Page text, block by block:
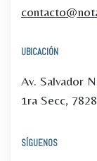
UBICACIÓN
Av. Salvador
1ra Secc,
SÍGUENOS